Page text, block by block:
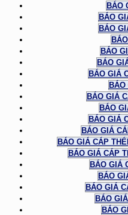
BÁO
BÁO
BÁO
BÁO
BÁO
BÁO GIÁ
BÁO
BÁO GIÁ
BÁO
BÁO GIÁ
BÁO GIÁ
BÁO GIÁ CÁP
BÁO GIÁ CÁP
BÁO GIÁ
BÁO
BÁO GIÁ
BÁO
BÁO